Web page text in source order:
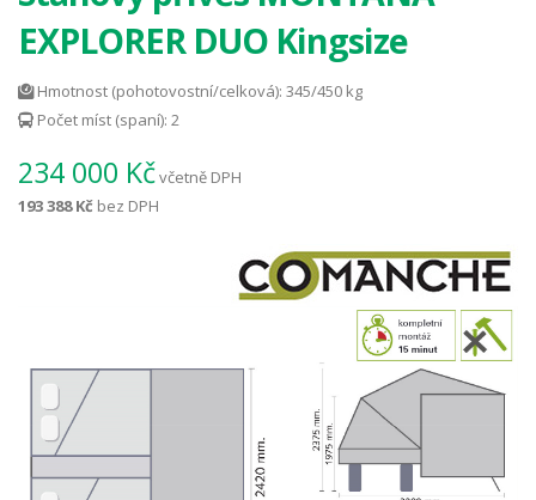
EXPLORER DUO Kingsize
Hmotnost (pohotovostní/celková): 345/450 kg
Počet míst (spaní): 2
234 000 Kčvčetně DPH
193 388 Kč bez DPH